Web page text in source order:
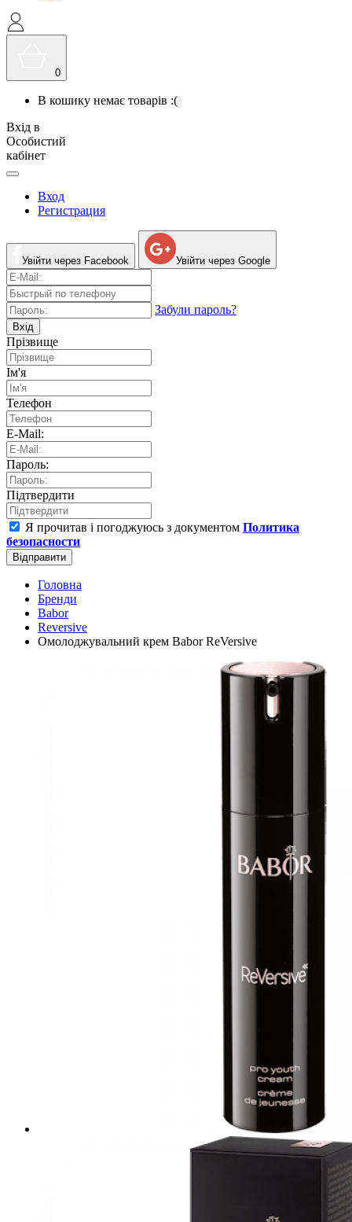
0
В кошику немає товарів :(
Вхід в
Особистий
кабінет
Вход
Регистрация
Увійти через Facebook Увійти через Google
Забули пароль?
Вхід
Прізвище
Ім'я
Телефон
E-Mail:
Пароль:
Підтвердити
Я прочитав і погоджуюсь з документом Политика
безопасности
Відправити
Головна
Бренди
Babor
Reversive
Омолоджувальний крем Babor ReVersive